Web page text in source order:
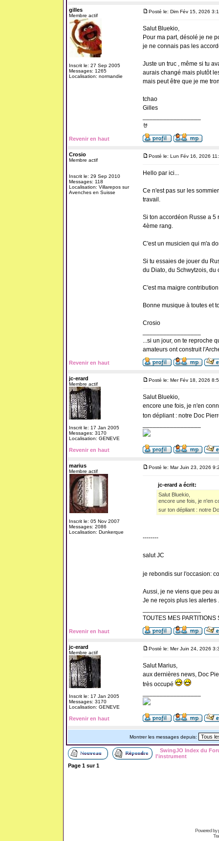
gilles
Membre actif
Inscrit le: 27 Sep 2005
Messages: 1265
Localisation: normandie
Posté le: Dim Fév 15, 2026
Salut Bluekio,
Pour ma part, désolé je ne
je ne connais pas les
Juste un truc , même si tu
aurais changé mais plutôt
mais peut être que je me
tchao
Gilles
🤘
Revenir en haut
Crosio
Membre actif
Inscrit le: 29 Sep 2010
Messages: 118
Localisation: Villarepos sur
Avenches en Suisse
Posté le: Lun Fév 16, 2026
Hello par ici...
Ce n'est pas sur les
travail.
Si ton accordéon Russe a 5
4ème rang.
C'est un musicien qui m'a
Si tu essaies de jouer du
du Diato, du Schwytzois,
C'est ma maigre
Bonne musique à toutes et
Crosio
...si un jour, on te reproche
amateurs ont construit
Revenir en haut
jc-erard
Membre actif
Inscrit le: 17 Jan 2005
Messages: 3170
Localisation: GENEVE
Posté le: Mer Fév 18, 2026
Salut Bluekio,
encore une fois, je n'en
ton dépliant : notre Doc
Revenir en haut
marius
Membre actif
Inscrit le: 05 Nov 2007
Messages: 2086
Localisation: Dunkerque
Posté le: Mar Juin 23, 2026
jc-erard a écrit:
Salut Bluekio,
encore une fois, je n'en
sur ton dépliant : notre
--------
salut JC
je rebondis sur l'occasion:
Aussi, je ne viens que peu
Je ne reçois plus les alertes
TOUTES MES PARTITIONS
Revenir en haut
jc-erard
Membre actif
Inscrit le: 17 Jan 2005
Messages: 3170
Localisation: GENEVE
Posté le: Mer Juin 24, 2026
Salut Marius,
aux dernières news, Doc
très occupé
Revenir en haut
Montrer les messages depuis:
SwingJO Index du
l'instrument
Page 1sur1
Powered by